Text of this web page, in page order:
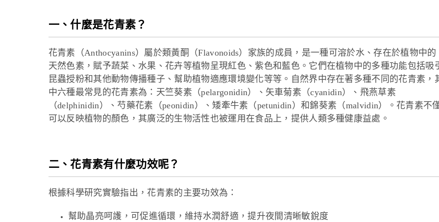
一、什麼是花青素？
花青素（Anthocyanins）屬於類黃酮（Flavonoids）家族的成員，是一種可溶於水、存在於植物中的
天然色素，賦予蔬菜、水果、花卉等植物呈現紅色、紫色和藍色。它們在植物中的多種功能包括吸
昆蟲授粉和其他動物傳播種子、幫助植物適應環境變化等等。自然界中存在著多種不同的花青素，
中六種最常見的花青素為：天竺葵素（pelargonidin）、矢車菊素（cyanidin）、飛燕草素
（delphinidin）、芍藥花素（peonidin）、矮牽牛素（petunidin）和錦葵素（malvidin）。花青素不
可以反映植物的顏色，其廣泛的生物活性也被運用在食品上，提供人類多種健康益處。
二、花青素有什麼功效呢？
根據科學研究實驗指出，花青素的主要功效為：
幫助晶亮呵護，可促進循環，維持水潤舒適，提升夜間清晰敏銳度